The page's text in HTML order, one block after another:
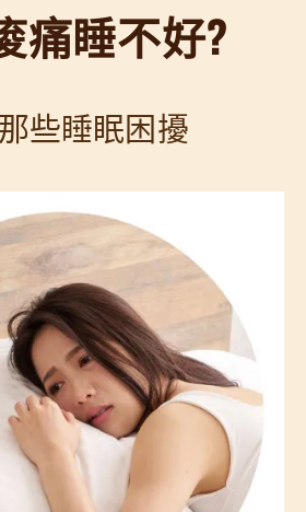
痛睡不好?
些睡眠困擾